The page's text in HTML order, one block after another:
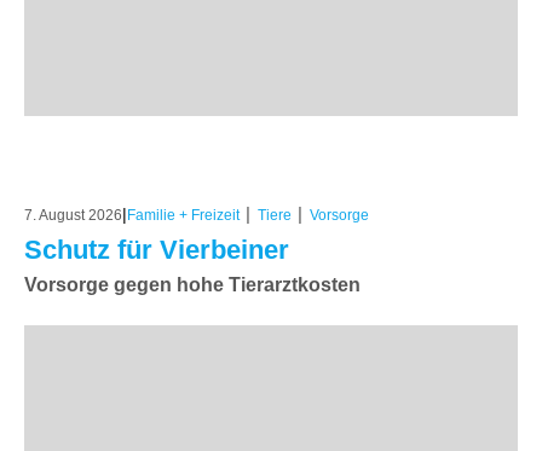
7. August 2026| Familie + Freizeit | Tiere | Vorsorge
Schutz für Vierbeiner
Vorsorge gegen hohe Tierarztkosten